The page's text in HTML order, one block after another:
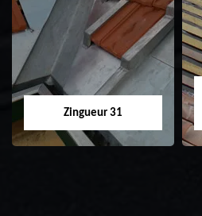
Etanchéité toiture
31
Zingueur 31